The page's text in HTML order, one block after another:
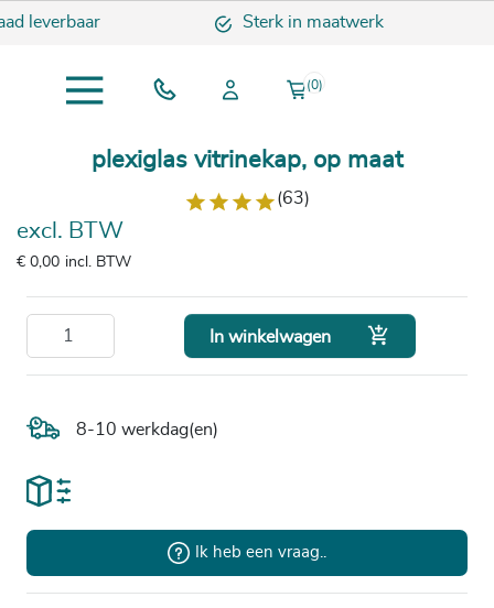
leverbaar Sterk in maatwerk
(0)
plexiglas vitrinekap, op maat
(63)
excl. BTW
€ 0,00 incl. BTW
In winkelwagen 
8-10 werkdag(en)
Ik heb een vraag..